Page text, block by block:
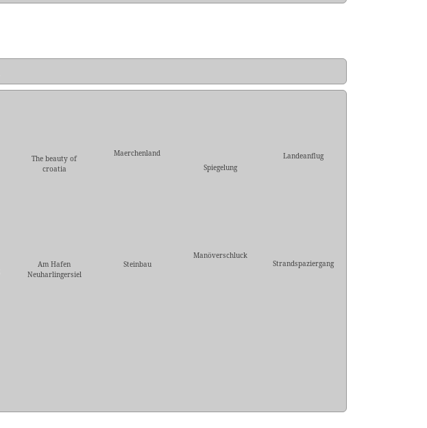
The beauty of
croatia
Maerchenland
Spiegelung
Landeanflug
Am Hafen
Neuharlingersiel
Steinbau
Manöverschluck
Strandspaziergang